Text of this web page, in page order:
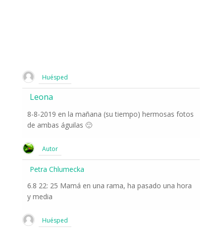
Huésped
Leona
8-8-2019 en la mañana (su tiempo) hermosas fotos
de ambas águilas 🙂
Autor
Petra Chlumecka
6.8 22: 25 Mamá en una rama, ha pasado una hora
y media
Huésped